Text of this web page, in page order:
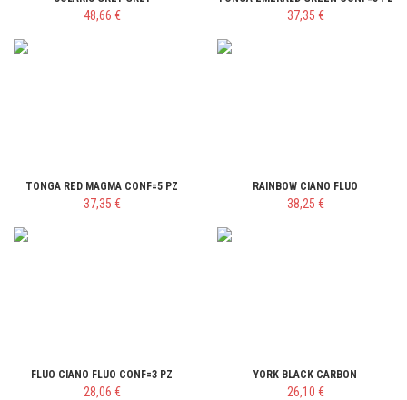
48,66 € 37,35 €
TONGA RED MAGMA CONF=5 PZ
37,35 €
RAINBOW CIANO FLUO
38,25 €
FLUO CIANO FLUO CONF=3 PZ
28,06 €
YORK BLACK CARBON
26,10 €